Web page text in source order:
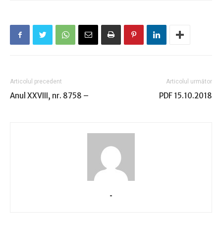
Articolul precedent
Anul XXVIII, nr. 8758 –
Articolul următor
PDF 15.10.2018
-